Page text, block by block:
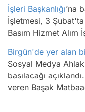
İşleri Başkanlığı’na
İşletmesi, 3 Şubat'ta
Basım Hizmet Alım
Birgün'de yer alan
Sosyal Medya
basılacağı
veren Başak